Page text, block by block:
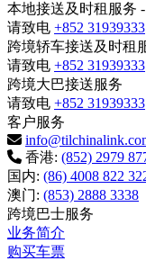
本地接送及时租服务
请致电 +852 31939333
跨境轿车接送及时租
请致电 +852 31939333
跨境大巴接送服务
请致电 +852 31939333
客户服务
香港: (852) 2979
国内: (86) 4008 822
澳门: (853) 2888 3338
跨境巴士服务
业务简介
购买车票